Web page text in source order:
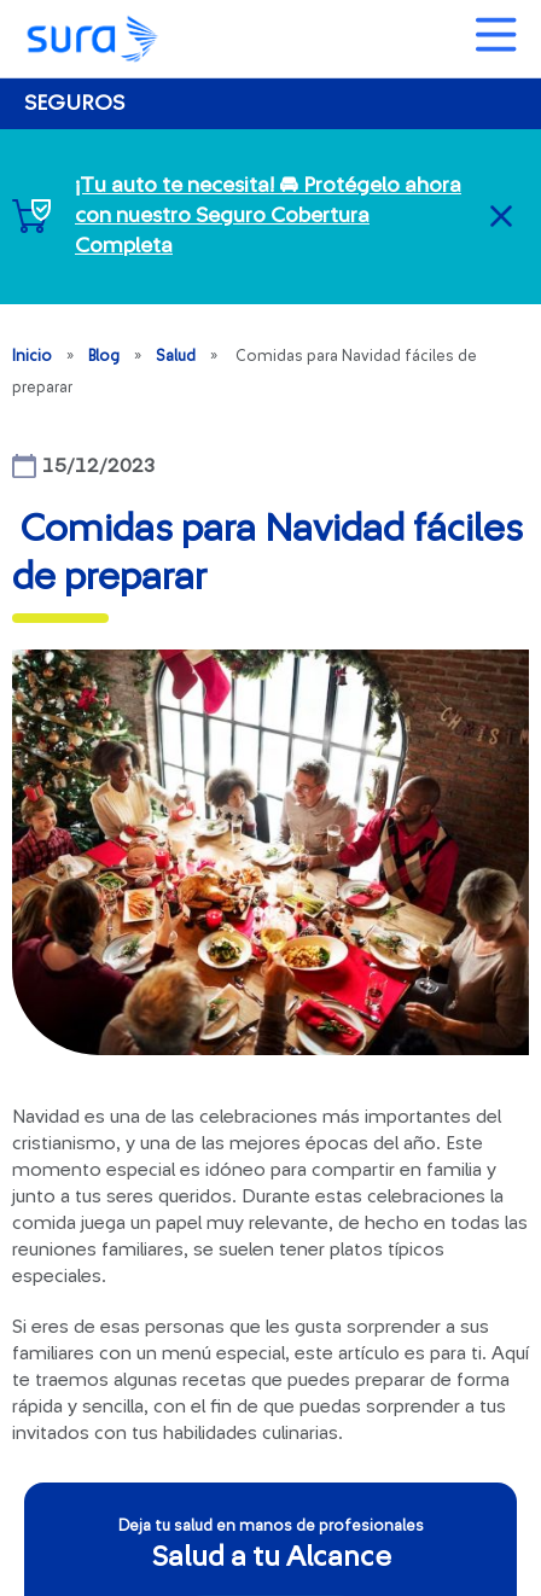
Banner Beneficios – Copy
Banner Beneficios
10 cosas que debes revisar en
tu auto antes de carnavales
Feria de David 2025: Todo lo
que necesitas saber
Los 5 Destinos Más Llamativos
para Viajar en Auto este
Carnaval
SEGUROS
¡Tu auto te necesita! 🚘 Protégelo ahora
con nuestro Seguro Cobertura
Completa
Inicio » Blog » Salud »
Comidas para Navidad fáciles de
preparar
15/12/2023
Comidas para Navidad fáciles
de preparar
Navidad es una de las celebraciones más importantes del
cristianismo, y una de las mejores épocas del año. Este
momento especial es idóneo para compartir en familia y
junto a tus seres queridos. Durante estas celebraciones la
comida juega un papel muy relevante, de hecho en todas las
reuniones familiares, se suelen tener platos típicos
especiales.
Si eres de esas personas que les gusta sorprender a sus
familiares con un menú especial, este artículo es para ti. Aquí
te traemos algunas recetas que puedes preparar de forma
rápida y sencilla, con el fin de que puedas sorprender a tus
invitados con tus habilidades culinarias.
Deja tu salud en manos de profesionales
Salud a tu Alcance